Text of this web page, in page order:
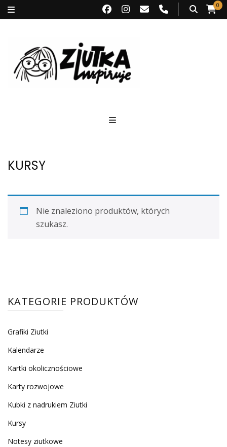
0
KURSY
Nie znaleziono produktów, których
szukasz.
KATEGORIE PRODUKTÓW
Grafiki Ziutki
Kalendarze
Kartki okolicznościowe
Karty rozwojowe
Kubki z nadrukiem Ziutki
Kursy
Notesy ziutkowe